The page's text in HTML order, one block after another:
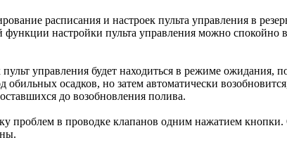
расписания и настроек пульта управления в
настройки пульта управления можно спокойно
управления будет находиться в режиме ожидания,
осадков, но затем автоматически
до возобновления полива.
проблем в проводке клапанов одним нажатием